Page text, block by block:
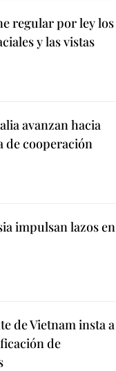
regular por ley los
y las vistas
avanzan hacia
de cooperación
impulsan lazos en
de Vietnam insta a
de